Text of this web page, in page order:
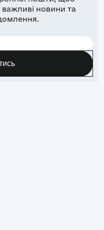
новини та